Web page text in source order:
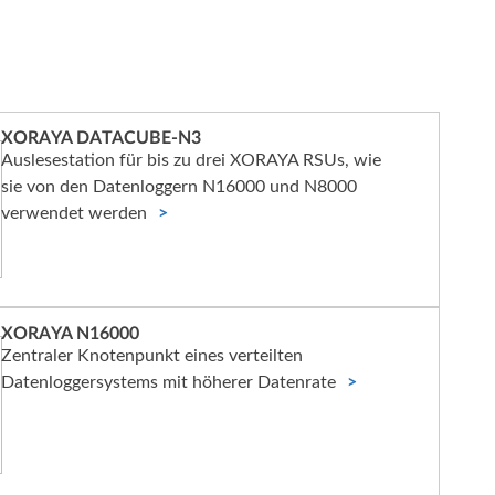
XORAYA DATACUBE-N3
Auslesestation für bis zu drei XORAYA RSUs, wie
sie von den Datenloggern N16000 und N8000
verwendet werden
XORAYA N16000
Zentraler Knotenpunkt eines verteilten
Datenloggersystems mit höherer Datenrate